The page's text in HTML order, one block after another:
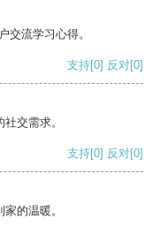
交流学习心得。
支持[0] 反对[0]
交需求。
支持[0] 反对[0]
的温暖。